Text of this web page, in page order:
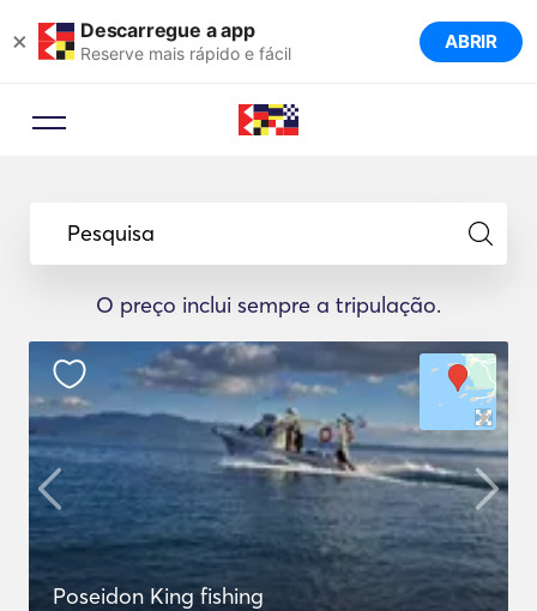
× Descarregue a app
Reserve mais rápido e fácil ABRIR
Pesquisa
O preço inclui sempre a tripulação.
Poseidon King fishing